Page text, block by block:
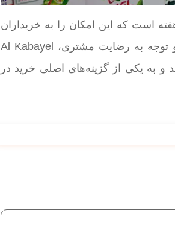
1:00 بامداد در تمام روزهای هفته است که این امکان را به خریداران
می‌دهد تا در زمان‌های مختلف به خرید بپردازند. با ارائه تخفیف‌های جذاب و توجه به رضایت مشتری، Al Kabayel
به یکی از گزینه‌های اصلی خرید در